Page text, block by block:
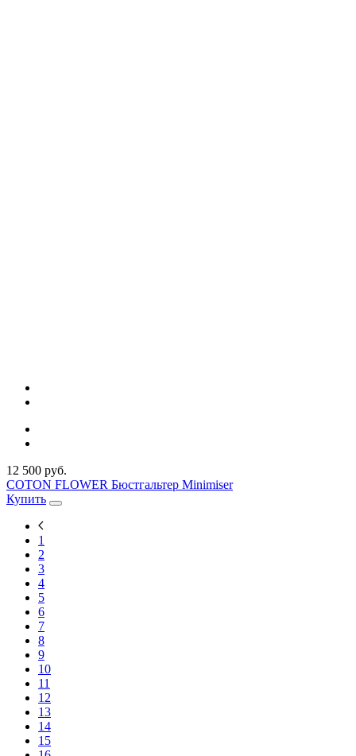
12 500 руб.
COTON FLOWER Бюстгальтер Minimiser
Купить
1
2
3
4
5
6
7
8
9
10
11
12
13
14
15